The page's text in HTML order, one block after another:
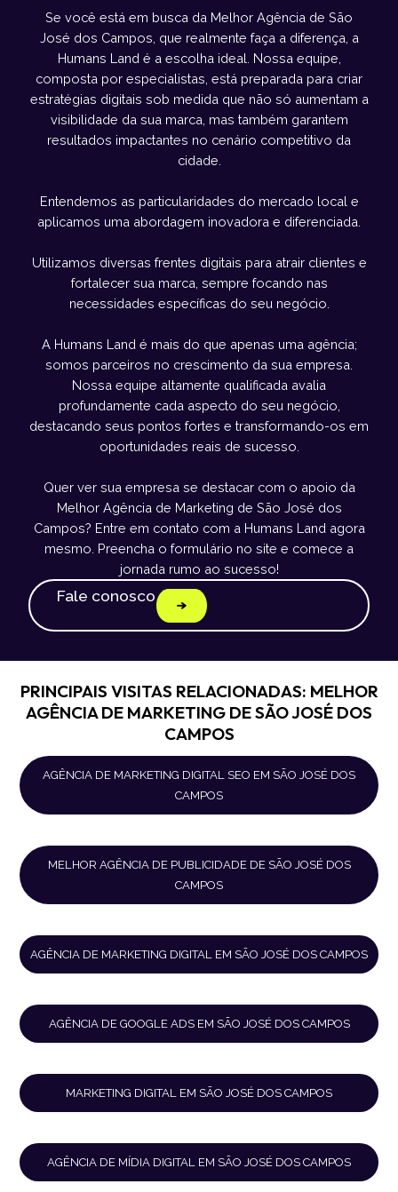
Se você está em busca da Melhor Agência de São
José dos Campos, que realmente faça a diferença, a
Humans Land é a escolha ideal. Nossa equipe,
composta por especialistas, está preparada para criar
estratégias digitais sob medida que não só aumentam a
visibilidade da sua marca, mas também garantem
resultados impactantes no cenário competitivo da
cidade.
Entendemos as particularidades do mercado local e
aplicamos uma abordagem inovadora e diferenciada.
Utilizamos diversas frentes digitais para atrair clientes e
fortalecer sua marca, sempre focando nas
necessidades específicas do seu negócio.
A Humans Land é mais do que apenas uma agência;
somos parceiros no crescimento da sua empresa.
Nossa equipe altamente qualificada avalia
profundamente cada aspecto do seu negócio,
destacando seus pontos fortes e transformando-os em
oportunidades reais de sucesso.
Quer ver sua empresa se destacar com o apoio da
Melhor Agência de Marketing de São José dos
Campos? Entre em contato com a Humans Land agora
mesmo. Preencha o formulário no site e comece a
jornada rumo ao sucesso!
Fale conosco
PRINCIPAIS VISITAS RELACIONADAS: MELHOR
AGÊNCIA DE MARKETING DE SÃO JOSÉ DOS
CAMPOS
AGÊNCIA DE MARKETING DIGITAL SEO EM SÃO JOSÉ DOS
CAMPOS
MELHOR AGÊNCIA DE PUBLICIDADE DE SÃO JOSÉ DOS
CAMPOS
AGÊNCIA DE MARKETING DIGITAL EM SÃO JOSÉ DOS CAMPOS
AGÊNCIA DE GOOGLE ADS EM SÃO JOSÉ DOS CAMPOS
MARKETING DIGITAL EM SÃO JOSÉ DOS CAMPOS
AGÊNCIA DE MÍDIA DIGITAL EM SÃO JOSÉ DOS CAMPOS